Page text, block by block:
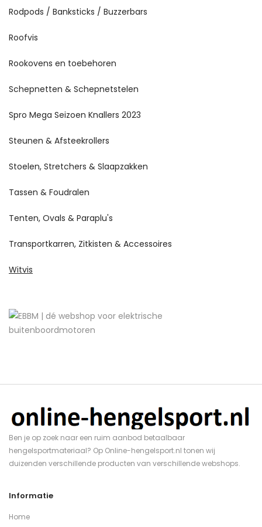
Rodpods / Banksticks / Buzzerbars
Roofvis
Rookovens en toebehoren
Schepnetten & Schepnetstelen
Spro Mega Seizoen Knallers 2023
Steunen & Afsteekrollers
Stoelen, Stretchers & Slaapzakken
Tassen & Foudralen
Tenten, Ovals & Paraplu's
Transportkarren, Zitkisten & Accessoires
Witvis
Ben je op zoek naar een ruim aanbod betaalbaar
hengelsportmateriaal? Op Online-hengelsport.nl tonen wij
duizenden verschillende producten van verschillende webshops.
Informatie
Home